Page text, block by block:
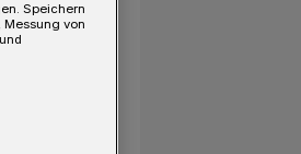
Speichern
von